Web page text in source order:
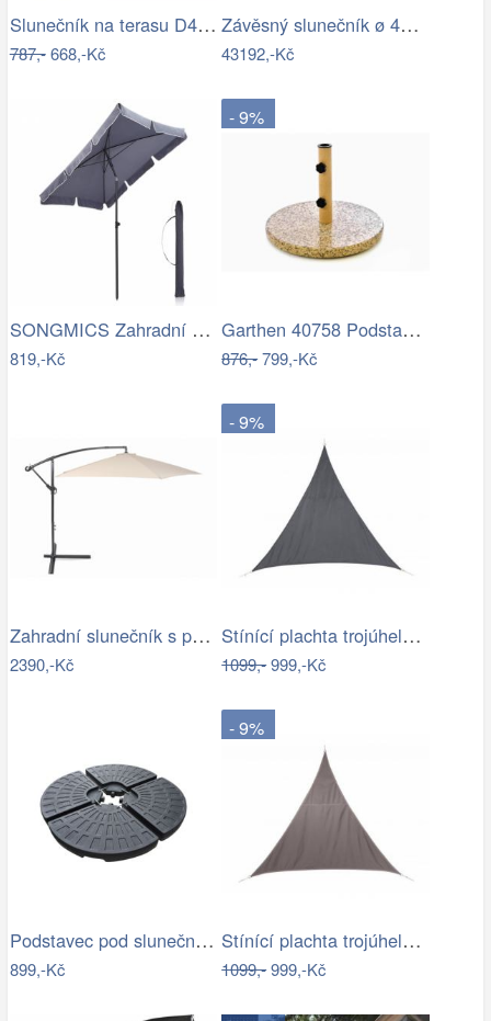
Slunečník na terasu D4164 Dekorhome
787,-668,-Kč
Závěsný slunečník ø 420 cm
43192,-Kč
SONGMICS Zahradní slunečník Royal…
819,-Kč
- 9%
Garthen 40758 Podstavec na slunečník…
876,-799,-Kč
Zahradní slunečník s podstavcem ø 300…
2390,-Kč
- 9%
Stínící plachta trojúhelník 3*3*3 m šedá
1099,-999,-Kč
Podstavec pod slunečník Houseland Barx…
899,-Kč
- 9%
Stínící plachta trojúhelník 3*3*3 m…
1099,-999,-Kč